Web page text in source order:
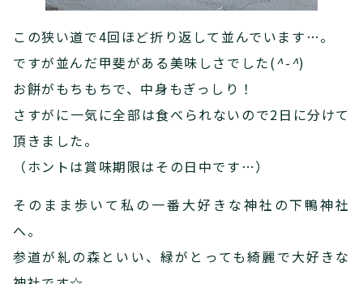
この狭い道で4回ほど折り返して並んでいます…。
ですが並んだ甲斐がある美味しさでした(^-^)
お餅がもちもちで、中身もぎっしり！
さすがに一気に全部は食べられないので2日に分けて
頂きました。
（ホントは賞味期限はその日中です…）
そのまま歩いて私の一番大好きな神社の下鴨神社
へ。
参道が糺の森といい、緑がとっても綺麗で大好きな